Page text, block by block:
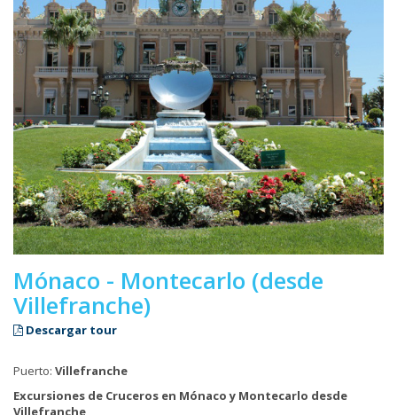
Mónaco - Montecarlo (desde
Villefranche)
Descargar tour
Puerto: Villefranche
Excursiones de Cruceros en Mónaco y Montecarlo desde
Villefranche